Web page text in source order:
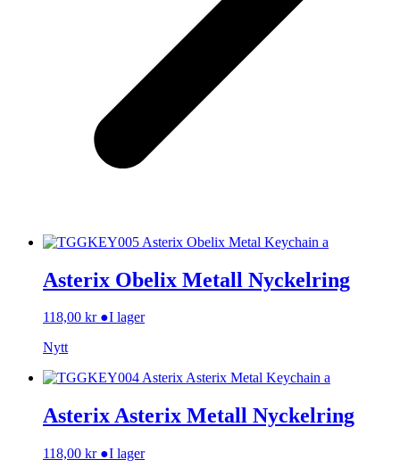
Asterix Obelix Metall Nyckelring
118,00 kr ●I lager
Nytt
Asterix Asterix Metall Nyckelring
118,00 kr ●I lager